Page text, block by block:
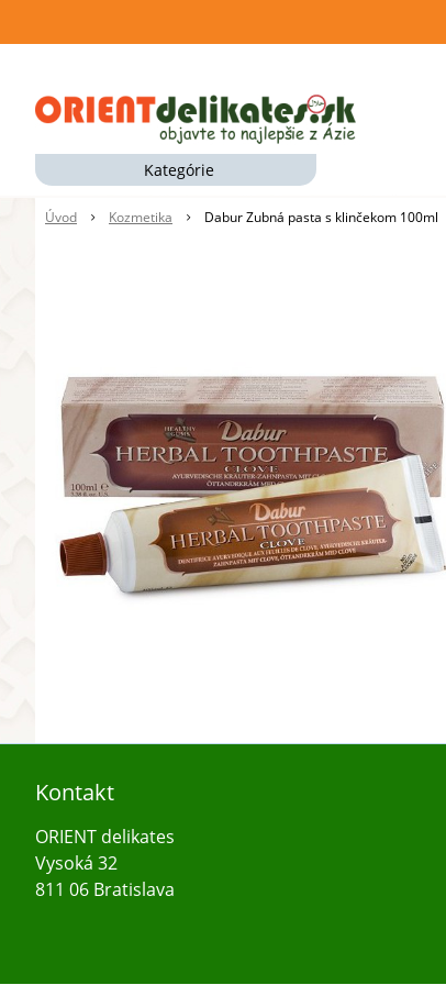
Úvod Kozmetika Dabur Zubná pasta s klinčekom 100ml
Kategórie
Kontakt
ORIENT delikates
Vysoká 32
811 06 Bratislava